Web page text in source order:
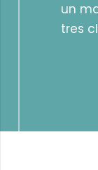
un
tres